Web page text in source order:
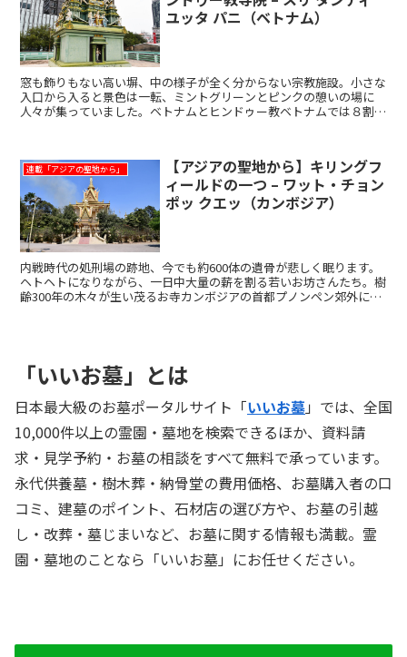
ユッタ パニ（ベトナム）
窓も飾りもない高い塀、中の様子が全く分からない宗教施設。小さな
入口から入ると景色は一転、ミントグリーンとピンクの憩いの場に
人々が集っていました。ベトナムとヒンドゥー教ベトナムでは８割を
連載「アジアの聖地から」
【アジアの聖地から】キリングフ
ィールドの一つ – ワット・チョン
ポッ クエッ（カンボジア）
内戦時代の処刑場の跡地、今でも約600体の遺骨が悲しく眠ります。
ヘトヘトになりながら、一日中大量の薪を割る若いお坊さんたち。樹
齢300年の木々が生い茂るお寺カンボジアの首都プノンペン郊外にあ
「いいお墓」とは
日本最大級のお墓ポータルサイト「いいお墓」では、全国
10,000件以上の霊園・墓地を検索できるほか、資料請
求・見学予約・お墓の相談をすべて無料で承っています。
永代供養墓・樹木葬・納骨堂の費用価格、お墓購入者の口
コミ、建墓のポイント、石材店の選び方や、お墓の引越
し・改葬・墓じまいなど、お墓に関する情報も満載。霊
園・墓地のことなら「いいお墓」にお任せください。